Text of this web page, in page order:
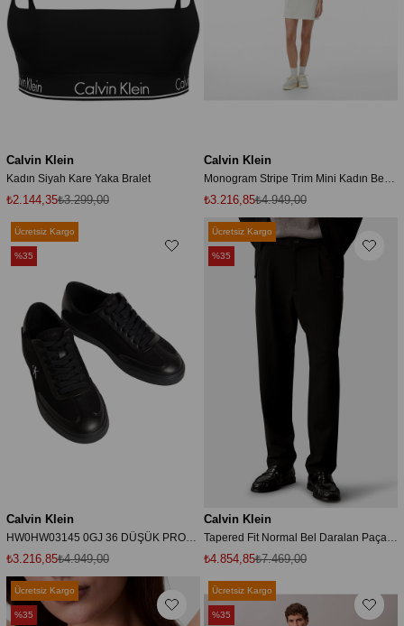
Calvin Klein
Kadın Siyah Kare Yaka Bralet
₺2.144,35₺3.299,00
Calvin Klein
₺3.216,85₺4.949,00
Calvin Klein
HW0HW03145 0GJ 36 DÜŞÜK PROFİL KUPALAR WT CANV MG
₺3.216,85₺4.949,00
Ücretsiz Kargo
%35
Calvin Klein
Tapered Fit Normal Bel Daralan Paça Pantolon LV04LF607GUB1 Erkek PANTOLON LV04LF607G UB
₺4.854,85₺7.469,00
Ücretsiz Kargo
%35
Ücretsiz Kargo
%35
Ücretsiz Kargo
%35